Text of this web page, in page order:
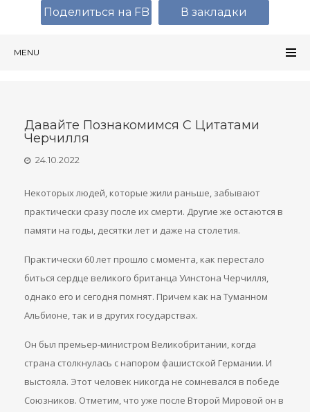
MENU
Давайте Познакомимся С Цитатами
Черчилля
24.10.2022
Некоторых людей, которые жили раньше, забывают
практически сразу после их смерти. Другие же остаются в
памяти на годы, десятки лет и даже на столетия.
Практически 60 лет прошло с момента, как перестало
биться сердце великого британца Уинстона Черчилля,
однако его и сегодня помнят. Причем как на Туманном
Альбионе, так и в других государствах.
Он был премьер-министром Великобритании, когда
страна столкнулась с напором фашистской Германии. И
выстояла. Этот человек никогда не сомневался в победе
Союзников. Отметим, что уже после Второй Мировой он в
Поделиться на FB В закладки